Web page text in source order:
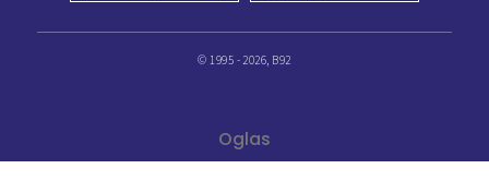
© 1995 - 2026, B92